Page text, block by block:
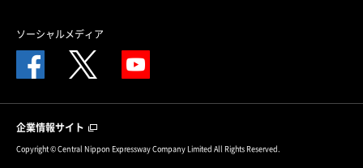
ソーシャルメディア
企業情報サイト
Copyright © Central Nippon Expressway Company Limited All Rights Reserved.